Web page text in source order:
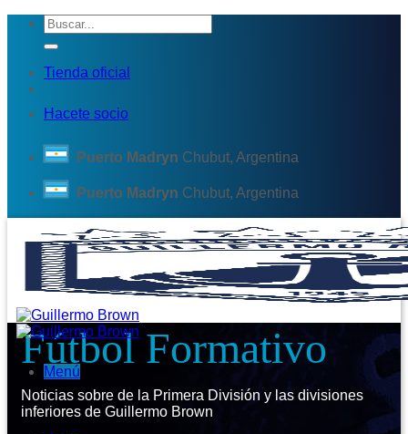
Saltar
contenido
Tienda oficial
Hacete socio
Puerto Madryn Chubut, Argentina
Puerto Madryn Chubut, Argentina
Menú
Fútbol Formativo
Noticias sobre de la Primera División y las divisiones
inferiores de Guillermo Brown